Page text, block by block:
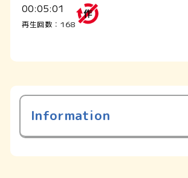
00:05:01
再生回数：168
Information